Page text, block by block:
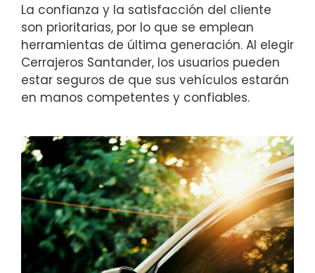
La confianza y la satisfacción del cliente
son prioritarias, por lo que se emplean
herramientas de última generación. Al elegir
Cerrajeros Santander, los usuarios pueden
estar seguros de que sus vehículos estarán
en manos competentes y confiables.